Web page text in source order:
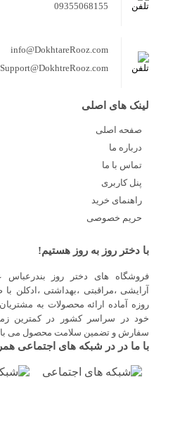
09355068155
info@DokhtareRooz.com
Support@DokhtreRooz.com
لینک های اصلی
صفحه اصلی
درباره ما
تماس با ما
پنل کاربری
راهنمای خرید
حریم خصوصی
با دختر روز به روز هستیم!
فروشگاه های دختر روز بندرعباس
آرایشی ،مراقبتی ،بهداشتی ،ادکلن
روزه آماده ارائه محصولات به
خود در سراسر کشور در کمترین
سفارش و تضمین سلامت محصول می
با ما در در شبکه های اجتماعی